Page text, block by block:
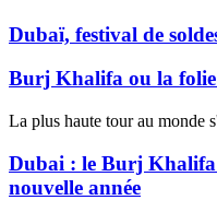
Dubaï, festival de
Burj Khalifa ou la folie
La plus haute tour au monde
Dubai : le Burj
nouvelle année